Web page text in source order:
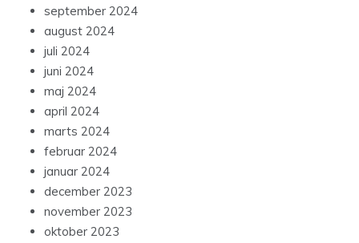
september 2024
august 2024
juli 2024
juni 2024
maj 2024
april 2024
marts 2024
februar 2024
januar 2024
december 2023
november 2023
oktober 2023